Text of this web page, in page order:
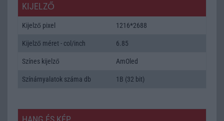
KIJELZŐ
Kijelző pixel 1216*2688
Kijelző méret - col/inch 6.85
Színes kijelző AmOled
Színárnyalatok száma db 1B (32 bit)